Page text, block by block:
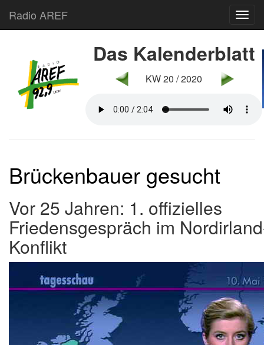
Radio AREF
Das Kalenderblatt
KW 20 / 2020
Brückenbauer gesucht
Vor 25 Jahren: 1. offizielles
Friedensgespräch im
Konflikt